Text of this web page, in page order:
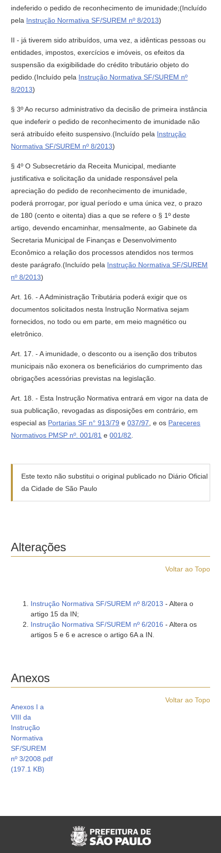
indeferido o pedido de reconhecimento de imunidade;(Incluído
pela Instrução Normativa SF/SUREM nº 8/2013)
II - já tiverem sido atribuídos, uma vez, a idênticas pessoas ou
entidades, impostos, exercícios e imóveis, os efeitos da
suspensão da exigibilidade do crédito tributário objeto do
pedido.(Incluído pela Instrução Normativa SF/SUREM nº
8/2013)
§ 3º Ao recurso administrativo da decisão de primeira instância
que indeferir o pedido de reconhecimento de imunidade não
será atribuído efeito suspensivo.(Incluído pela Instrução
Normativa SF/SUREM nº 8/2013)
§ 4º O Subsecretário da Receita Municipal, mediante
justificativa e solicitação da unidade responsável pela
apreciação do pedido de reconhecimento de imunidade,
poderá prorrogar, por igual período e uma única vez, o prazo
de 180 (cento e oitenta) dias a que se refere o § 1º deste
artigo, devendo encaminhar, mensalmente, ao Gabinete da
Secretaria Municipal de Finanças e Desenvolvimento
Econômico a relação dos processos atendidos nos termos
deste parágrafo.(Incluído pela Instrução Normativa SF/SUREM
nº 8/2013)
Art. 16. - A Administração Tributária poderá exigir que os
documentos solicitados nesta Instrução Normativa sejam
fornecidos, no todo ou em parte, em meio magnético ou
eletrônico.
Art. 17. - A imunidade, o desconto ou a isenção dos tributos
municipais não exonera os beneficiários do cumprimento das
obrigações acessórias previstas na legislação.
Art. 18. - Esta Instrução Normativa entrará em vigor na data de
sua publicação, revogadas as disposições em contrário, em
especial as Portarias SF n° 913/79 e037/97 , e os Pareceres
Normativos PMSP nº. 001/81 e001/82
Este texto não substitui o original publicado no Diário Oficial
da Cidade de São Paulo
Alterações
Voltar ao Topo
Instrução Normativa SF/SUREM nº 8/2013 - Altera o
artigo 15 da IN;
Instrução Normativa SF/SUREM nº 6/2016 - Altera os
artigos 5 e 6 e acresce o artigo 6A a IN.
Anexos
Voltar ao Topo
Anexos I a
VIII da
Instrução
Normativa
SF/SUREM
nº 3/2008.pdf
(197.1 KB)